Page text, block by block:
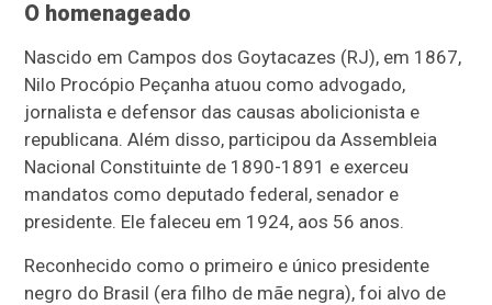
O homenageado
Nascido em Campos dos Goytacazes (RJ), em 1867,
Nilo Procópio Peçanha atuou como advogado,
jornalista e defensor das causas abolicionista e
republicana. Além disso, participou da Assembleia
Nacional Constituinte de 1890-1891 e exerceu
mandatos como deputado federal, senador e
presidente. Ele faleceu em 1924, aos 56 anos.
Reconhecido como o primeiro e único presidente
negro do Brasil (era filho de mãe negra), foi alvo de